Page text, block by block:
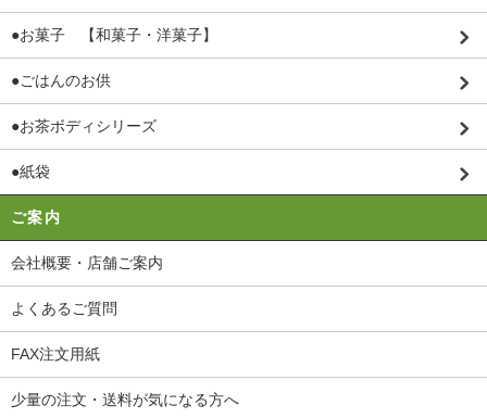
●お菓子 【和菓子・洋菓子】
●ごはんのお供
●お茶ボディシリーズ
●紙袋
ご案内
会社概要・店舗ご案内
よくあるご質問
FAX注文用紙
少量の注文・送料が気になる方へ